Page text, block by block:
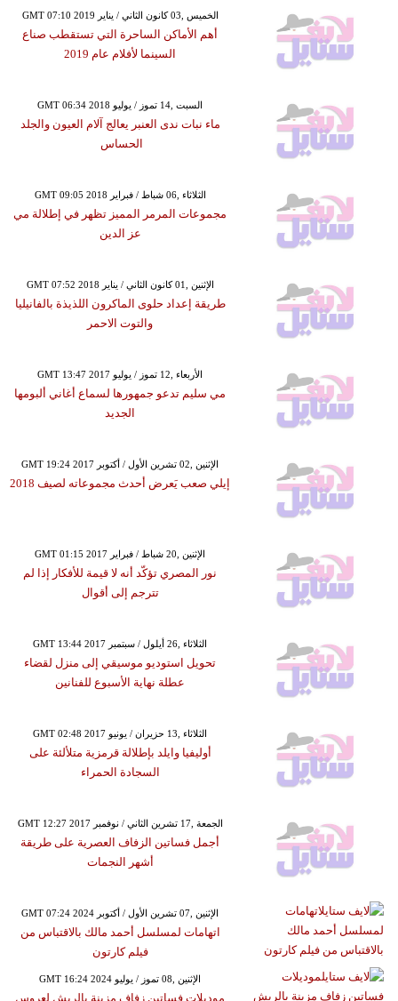
GMT 07:10 2019 الخميس ,03 كانون الثاني / يناير
أهم الأماكن الساحرة التي تستقطب صناع
السينما لأفلام عام 2019
GMT 06:34 2018 السبت ,14 تموز / يوليو
ماء نبات ندى العنبر يعالج آلام العيون والجلد
الحساس
GMT 09:05 2018 الثلاثاء ,06 شباط / فبراير
مجموعات المرمر المميز تظهر في إطلالة مي
عز الدين
GMT 07:52 2018 الإثنين ,01 كانون الثاني / يناير
طريقة إعداد حلوى الماكرون اللذيذة بالفانيليا
والتوت الاحمر
GMT 13:47 2017 الأربعاء ,12 تموز / يوليو
مي سليم تدعو جمهورها لسماع أغاني ألبومها
الجديد
GMT 19:24 2017 الإثنين ,02 تشرين الأول / أكتوبر
إيلي صعب يَعرض أحدث مجموعاته لصيف 2018
GMT 01:15 2017 الإثنين ,20 شباط / فبراير
نور المصري تؤكّد أنه لا قيمة للأفكار إذا لم
تترجم إلى أقوال
GMT 13:44 2017 الثلاثاء ,26 أيلول / سبتمبر
تحويل استوديو موسيقي إلى منزل لقضاء
عطلة نهاية الأسبوع للفنانين
GMT 02:48 2017 الثلاثاء ,13 حزيران / يونيو
أوليفيا وايلد بإطلالة قرمزية متلألئة على
السجادة الحمراء
GMT 12:27 2017 الجمعة ,17 تشرين الثاني / نوفمبر
أجمل فساتين الزفاف العصرية على طريقة
أشهر النجمات
GMT 07:24 2024 الإثنين ,07 تشرين الأول / أكتوبر
اتهامات لمسلسل أحمد مالك بالاقتباس من
فيلم كارتون
GMT 16:24 2024 الإثنين ,08 تموز / يوليو
موديلات فساتين زفاف مزينة بالريش لعروس